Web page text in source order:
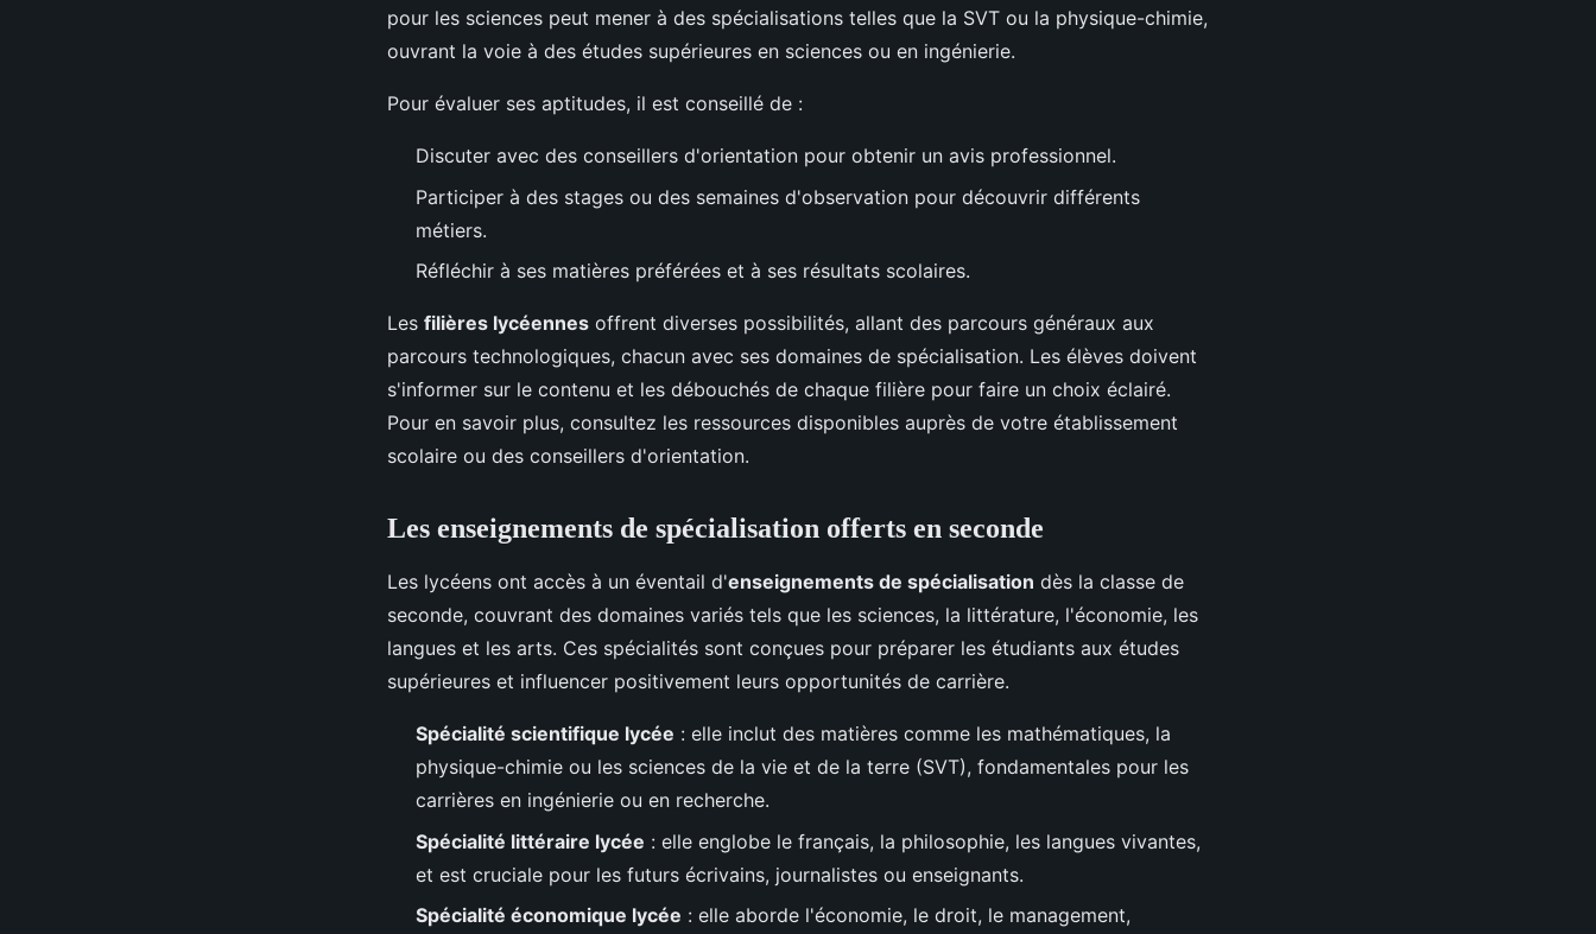
pour les sciences peut mener à des spécialisations telles que la SVT ou la physique-chimie,
ouvrant la voie à des études supérieures en sciences ou en ingénierie.
Pour évaluer ses aptitudes, il est conseillé de :
Discuter avec des conseillers d'orientation pour obtenir un avis professionnel.
Participer à des stages ou des semaines d'observation pour découvrir différents
métiers.
Réfléchir à ses matières préférées et à ses résultats scolaires.
Les filières lycéennes offrent diverses possibilités, allant des parcours généraux aux
parcours technologiques, chacun avec ses domaines de spécialisation. Les élèves doivent
s'informer sur le contenu et les débouchés de chaque filière pour faire un choix éclairé.
Pour en savoir plus, consultez les ressources disponibles auprès de votre établissement
scolaire ou des conseillers d'orientation.
Les enseignements de spécialisation offerts en seconde
Les lycéens ont accès à un éventail d'enseignements de spécialisation dès la classe de
seconde, couvrant des domaines variés tels que les sciences, la littérature, l'économie, les
langues et les arts. Ces spécialités sont conçues pour préparer les étudiants aux études
supérieures et influencer positivement leurs opportunités de carrière.
Spécialité scientifique lycée : elle inclut des matières comme les mathématiques, la
physique-chimie ou les sciences de la vie et de la terre (SVT), fondamentales pour les
carrières en ingénierie ou en recherche.
Spécialité littéraire lycée : elle englobe le français, la philosophie, les langues vivantes,
et est cruciale pour les futurs écrivains, journalistes ou enseignants.
Spécialité économique lycée : elle aborde l'économie, le droit, le management,